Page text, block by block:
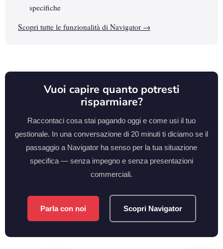
specifiche
Scopri tutte le funzionalità di Navigator →
Vuoi capire quanto potresti
risparmiare?
Raccontaci cosa stai pagando oggi e come usi il tuo
gestionale. In una conversazione di 20 minuti ti diciamo se il
passaggio a Navigator ha senso per la tua situazione
specifica — senza impegno e senza presentazioni
commerciali.
Parla con noi Scopri Navigator